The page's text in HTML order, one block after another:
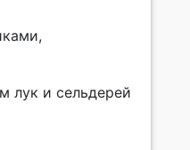
лук и сельдерей